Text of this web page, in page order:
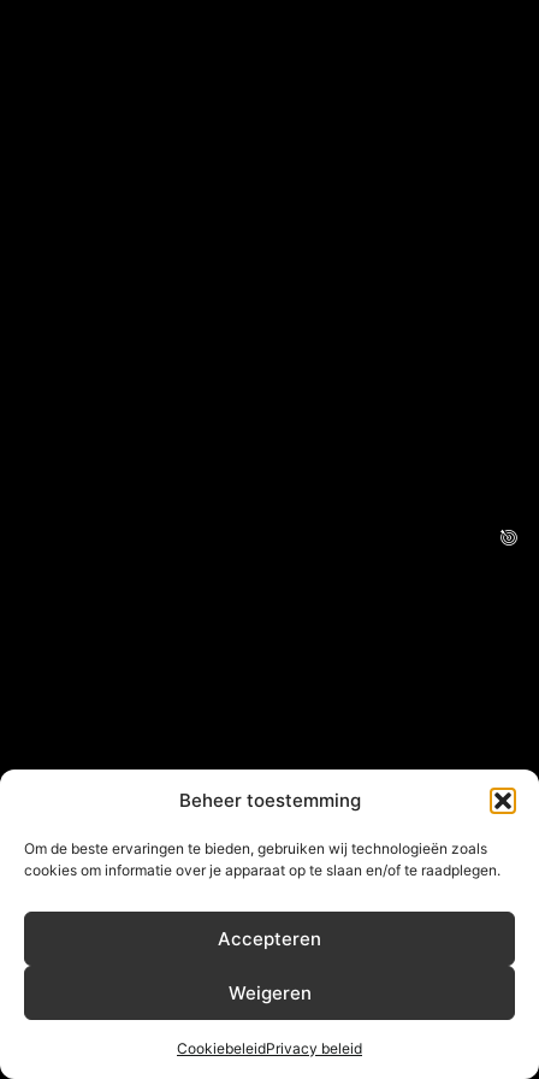
Beheer toestemming
Om de beste ervaringen te bieden, gebruiken wij technologieën zoals
cookies om informatie over je apparaat op te slaan en/of te raadplegen.
Accepteren
Weigeren
CookiebeleidPrivacy beleid